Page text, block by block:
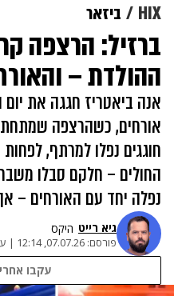
HIX ביזאר
ברזיל: הרצפה
ההולדת –
אורחים, כשהרצפה
החולים – חלקם סבלו
נפלה יחד עם האורחים –
גיא רייט היקס
פורסם: 07.07.26, 12:14
|
עקבו